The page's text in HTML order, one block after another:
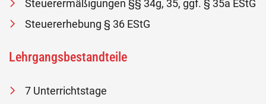
Steuerermäßigungen §§ 34g, 35, ggf. § 35a EStG
Steuererhebung § 36 EStG
Lehrgangsbestandteile
7 Unterrichtstage